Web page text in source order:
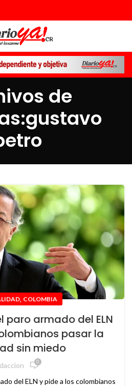
de
, COLOMBIA
paro armado del ELN
pasar la
sin miedo
0
del ELN y pide a los colombianos